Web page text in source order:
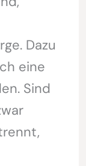
Dazu
eine
Sind